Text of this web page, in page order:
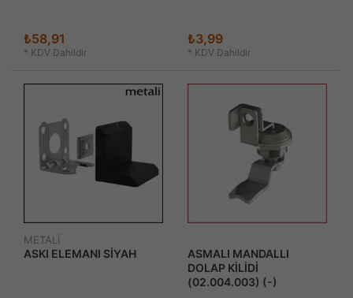
₺58,91
* KDV Dahildir
₺3,99
* KDV Dahildir
METALİ
ASKI ELEMANI SİYAH
ASMALI MANDALLI
DOLAP KİLİDİ
(02.004.003) (-)